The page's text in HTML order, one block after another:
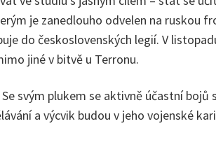
je zanedlouho odvelen na ruskou
do československých legií. V
jiné v bitvě u Terronu.
svým plukem se aktivně účastní bojů
a výcvik budou v jeho vojenské